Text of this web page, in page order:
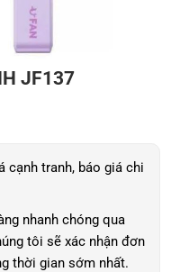
JF137
cạnh tranh, báo giá chi
nhanh chóng qua
tôi sẽ xác nhận đơn
thời gian sớm nhất.